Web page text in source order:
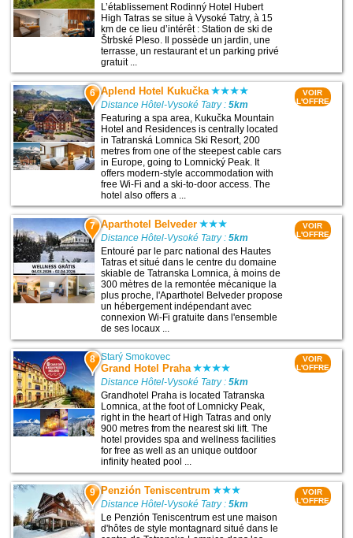
L’établissement Rodinný Hotel Hubert
High Tatras se situe à Vysoké Tatry, à 15
km de ce lieu d’intérêt : Station de ski de
Štrbské Pleso. Il possède un jardin, une
terrasse, un restaurant et un parking privé
gratuit ...
6 Aplend Hotel Kukučka
Distance Hôtel-Vysoké Tatry :5km
Featuring a spa area, Kukučka Mountain
Hotel and Residences is centrally located
in Tatranská Lomnica Ski Resort, 200
metres from one of the steepest cable cars
in Europe, going to Lomnický Peak. It
offers modern-style accommodation with
free Wi-Fi and a ski-to-door access. The
hotel also offers a ...
VOIR
L'OFFRE
7 Aparthotel Belveder
Distance Hôtel-Vysoké Tatry :5km
Entouré par le parc national des Hautes
Tatras et situé dans le centre du domaine
skiable de Tatranska Lomnica, à moins de
300 mètres de la remontée mécanique la
plus proche, l'Aparthotel Belveder propose
un hébergement indépendant avec
connexion Wi-Fi gratuite dans l'ensemble
de ses locaux ...
VOIR
L'OFFRE
8 Starý Smokovec
Grand Hotel Praha
Distance Hôtel-Vysoké Tatry :5km
Grandhotel Praha is located Tatranska
Lomnica, at the foot of Lomnicky Peak,
right in the heart of High Tatras and only
900 metres from the nearest ski lift. The
hotel provides spa and wellness facilities
for free as well as an unique outdoor
infinity heated pool ...
VOIR
L'OFFRE
9 Penzión Teniscentrum
Distance Hôtel-Vysoké Tatry :5km
Le Penzión Teniscentrum est une maison
d'hôtes de style montagnard situé dans le
VOIR
L'OFFRE